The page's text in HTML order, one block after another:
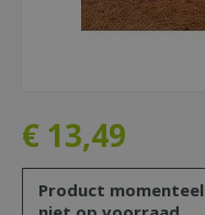
€ 13,49
Product momenteel